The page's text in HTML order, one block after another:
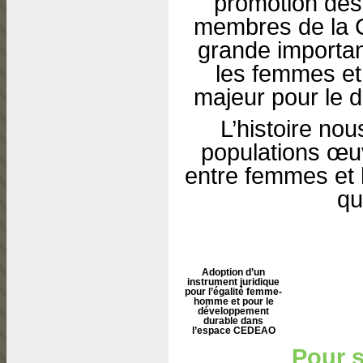
membres de la
grande
les femmes
majeur pour le
L’histoire
populations
entre femmes et
Adoption d’un
instrument juridique
pour l’égalité femme-
homme et pour le
développement
durable dans
l’espace CEDEAO
Pour